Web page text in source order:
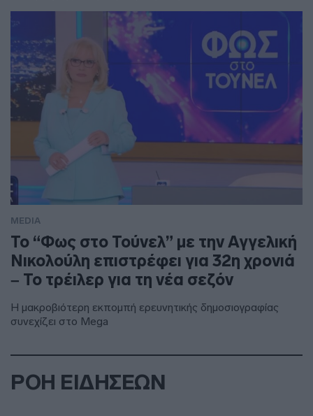
MEDIA
Το “Φως στο Τούνελ” με την Αγγελική
Νικολούλη επιστρέφει για 32η χρονιά
– Το τρέιλερ για τη νέα σεζόν
Η μακροβιότερη εκπομπή ερευνητικής δημοσιογραφίας
συνεχίζει στο Mega
ΡΟΗ ΕΙΔΗΣΕΩΝ